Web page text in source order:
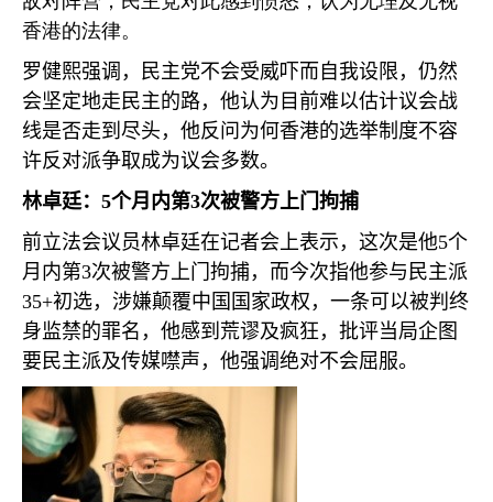
香港的法律。
罗健熙强调，民主党不会受威吓而自我设限，仍然
会坚定地走民主的路，他认为目前难以估计议会战
线是否走到尽头，他反问为何香港的选举制度不容
许反对派争取成为议会多数。
林卓廷： 5个月内第3次被警方上门拘捕
前立法会议员林卓廷在记者会上表示，这次是他5个
月内第3次被警方上门拘捕，而今次指他参与民主派
35+初选，涉嫌颠覆中国国家政权，一条可以被判终
身监禁的罪名，他感到荒谬及疯狂，批评当局企图
要民主派及传媒噤声，他强调绝对不会屈服。